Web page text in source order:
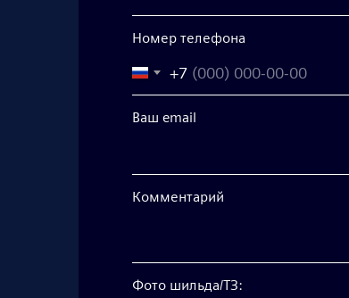
Номер телефона
+7
Ваш email
Комментарий
Фото шильда/ТЗ: